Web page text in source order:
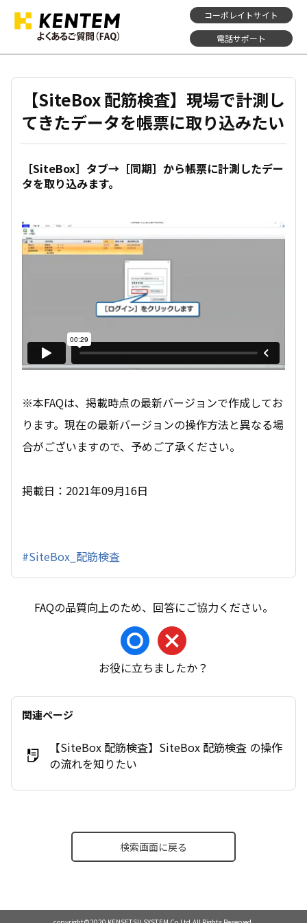
コーポレイトサイト
電話サポート
【SiteBox 配筋検査】現場で計測し
てきたデータを帳票に取り込みたい
［SiteBox］タブ→［同期］から帳票に計測したデー
タを取り込みます。
※本FAQは、掲載時点の最新バージョンで作成してお
ります。現在の最新バージョンの操作方法と異なる場
合がございますので、予めご了承ください。
掲載日：2021年09月16日
#SiteBox_配筋検査
お役に立ちましたか？
関連ページ
【SiteBox 配筋検査】SiteBox 配筋検査 の操作
の流れを知りたい
検索画面に戻る